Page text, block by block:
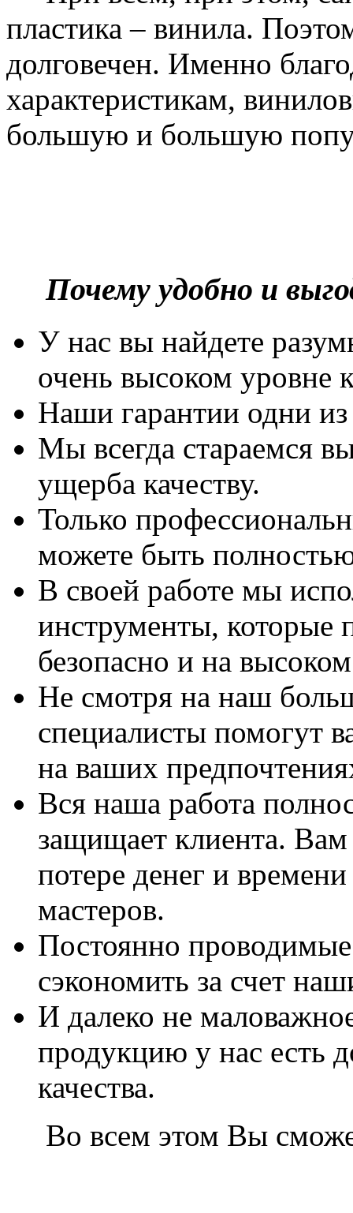
пластика – винила.
долговечен. Именно
характеристикам,
большую и большую
Почему удобно и
У нас вы найдете
очень высоком уровне
Наши гарантии одни
Мы всегда стараемся
ущерба качеству.
Только
можете быть
В своей работе мы
инструменты, которые
безопасно и на
Не смотря на наш
специалисты помогут
на ваших
Вся наша работа
защищает клиента. Вам
потере денег и
мастеров.
Постоянно
сэкономить за счет
И далеко не
продукцию у нас есть
качества.
Во всем этом Вы